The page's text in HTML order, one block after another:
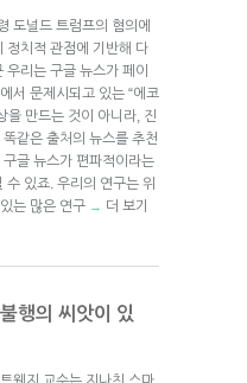
도널드 트럼프의 혐의에
정치적 관점에 기반해 다
리는 구글 뉴스가 페이
서 문제시되고 있는 “에코
만드는 것이 아니라, 진
같은 출처의 뉴스를 추천
글 뉴스가 편파적이라는
수 있죠. 우리의 연구는 위
는 많은 연구 → 더 보기
행의 씨앗이 있